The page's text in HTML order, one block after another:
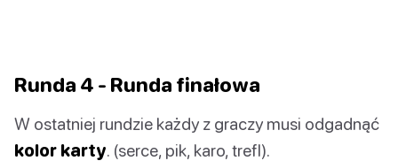
Runda 4 - Runda finałowa
W ostatniej rundzie każdy z graczy musi odgadnąć
kolor karty . (serce, pik, karo, trefl).